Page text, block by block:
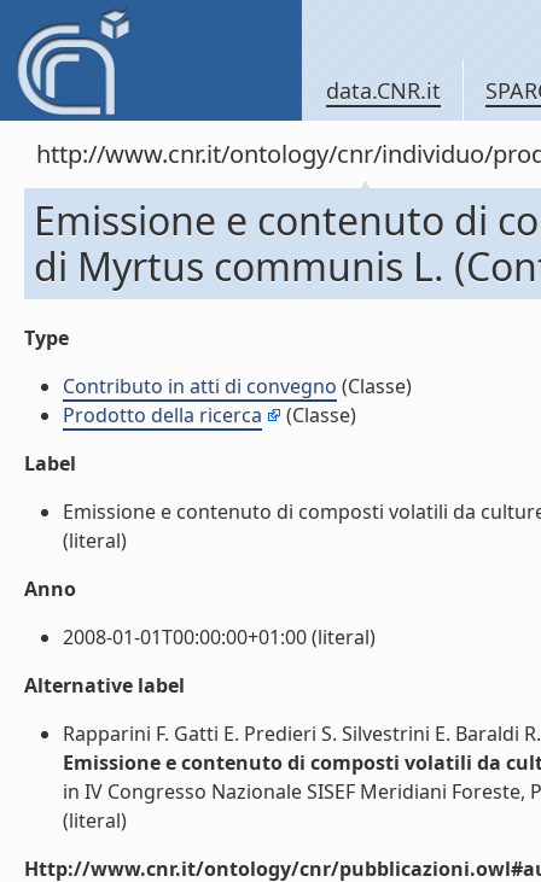
data.CNR.it
http://www.cnr.it/ontology/cnr/individuo/
Emissione e contenuto di
di Myrtus communis L.
Type
Contributo in atti di convegno (Classe)
Prodotto della ricerca
(Classe)
Label
Emissione e contenuto di composti volatili da
(literal)
Anno
2008-01-01T00:00:00+01:00 (literal)
Alternative label
Rapparini F. Gatti E. Predieri S. Silvestrini E. Baraldi
Emissione e contenuto di composti volatili da
in IV Congresso Nazionale SISEF Meridiani Foreste,
(literal)
Http://www.cnr.it/ontology/cnr/